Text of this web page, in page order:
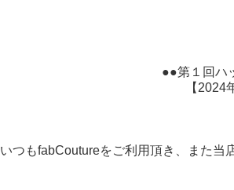
●●第１回ハ
【2024
いつもfabCoutureをご利用頂き、また当